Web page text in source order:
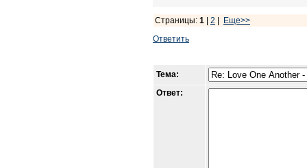
Страницы: 1 2
Еще>>
Ответить
Тема:
Ответ: